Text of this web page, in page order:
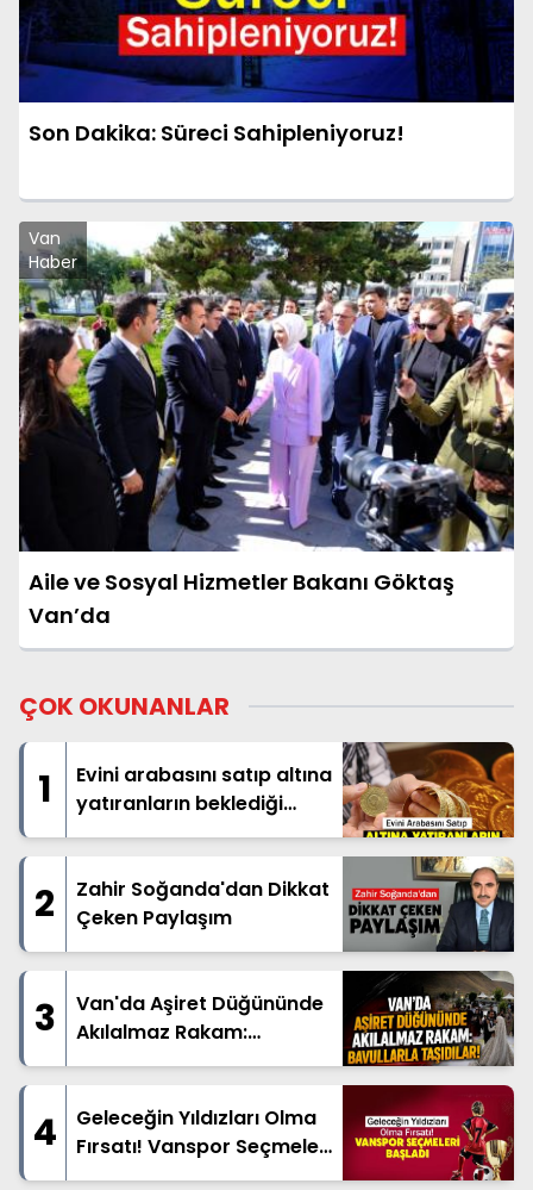
Son Dakika: Süreci Sahipleniyoruz!
Van
Haber
Aile ve Sosyal Hizmetler Bakanı Göktaş
Van’da
ÇOK OKUNANLAR
1
Evini arabasını satıp altına
yatıranların beklediği
haber geldi
2
Zahir Soğanda'dan Dikkat
Çeken Paylaşım
3
Van'da Aşiret Düğününde
Akılalmaz Rakam:
Bavullarla Taşıdılar!
4
Geleceğin Yıldızları Olma
Fırsatı! Vanspor Seçmeleri
Başladı